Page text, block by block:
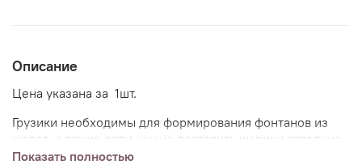
Описание
Цена указана за 1шт.
Грузики необходимы для формирования фонтанов из
шаров, а также если нужно поставить шарики отдельно
на полу.Цвет грузикам мы подбираем подходящим под
Показать полностью